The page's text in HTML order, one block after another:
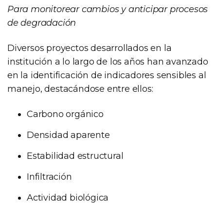
Para monitorear cambios y anticipar procesos
de degradación
Diversos proyectos desarrollados en la
institución a lo largo de los años han avanzado
en la identificación de indicadores sensibles al
manejo, destacándose entre ellos:
Carbono orgánico
Densidad aparente
Estabilidad estructural
Infiltración
Actividad biológica